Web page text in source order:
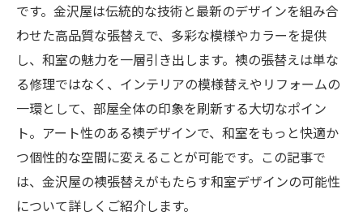
です。金沢屋は伝統的な技術と最新のデザインを組み合
わせた高品質な張替えで、多彩な模様やカラーを提供
し、和室の魅力を一層引き出します。襖の張替えは単な
る修理ではなく、インテリアの模様替えやリフォームの
一環として、部屋全体の印象を刷新する大切なポイン
ト。アート性のある襖デザインで、和室をもっと快適か
つ個性的な空間に変えることが可能です。この記事で
は、金沢屋の襖張替えがもたらす和室デザインの可能性
について詳しくご紹介します。